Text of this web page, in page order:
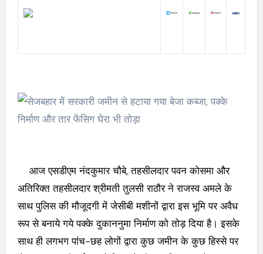
आज एसडीएम नंदकुमार चौबे, तहसीलदार पवन कोसमा और
अतिरिक्त तहसीलदार श्रीमती तुलसी राठौर ने राजस्व अमले के
साथ पुलिस की मौजूदगी में जेसीबी मशीनों द्वारा इस भूमि पर अवैध
रूप से बनाये गये पक्के दुकाननुमा निर्माण को तोड़ दिया है। इसके
साथ ही लगभग पांच-छह लोगों द्वारा कुछ जमीन के कुछ हिस्से पर